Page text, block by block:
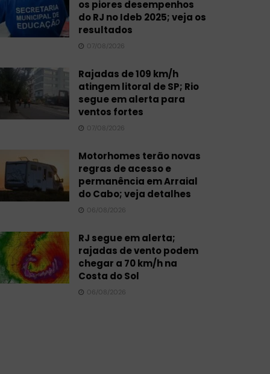
os piores desempenhos
do RJ no Ideb 2025; veja os
resultados
07/08/2026
Rajadas de 109 km/h
atingem litoral de SP; Rio
segue em alerta para
ventos fortes
07/08/2026
Motorhomes terão novas
regras de acesso e
permanência em Arraial
do Cabo; veja detalhes
06/08/2026
RJ segue em alerta;
rajadas de vento podem
chegar a 70 km/h na
Costa do Sol
06/08/2026